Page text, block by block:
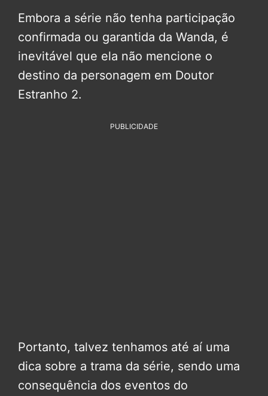
Embora a série não tenha participação
confirmada ou garantida da Wanda, é
inevitável que ela não mencione o
destino da personagem em Doutor
Estranho 2.
PUBLICIDADE
Portanto, talvez tenhamos até aí uma
dica sobre a trama da série, sendo uma
consequência dos eventos do